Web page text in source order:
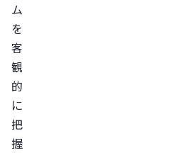
ム
を
客
観
的
に
把
握